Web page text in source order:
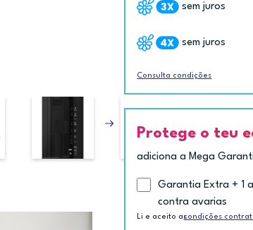
sem juros
sem juros
Consulta condições
Protege o teu
adiciona a Mega
Garantia Extra + 1
contra avarias
Li e aceito ascondições